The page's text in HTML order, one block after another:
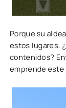
Porque su
estos lugares.
contenidos?
emprende este